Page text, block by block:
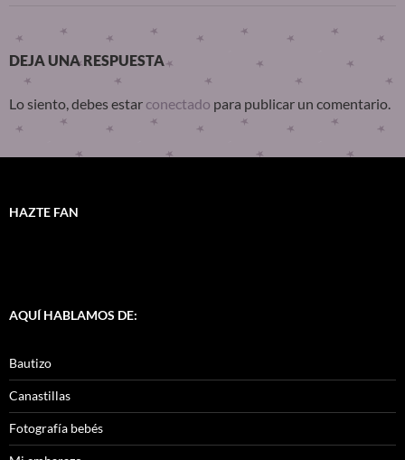
DEJA UNA RESPUESTA
Lo siento, debes estar conectado para publicar un comentario.
HAZTE FAN
AQUÍ HABLAMOS DE:
Bautizo
Canastillas
Fotografía bebés